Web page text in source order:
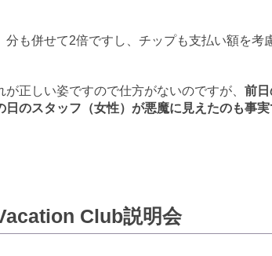
分も併せて2倍ですし、チップも支払い額を考
が正しい姿ですので仕方がないのですが、 前
日のスタッフ（女性）が悪魔に見えたのも事実
Club説明会